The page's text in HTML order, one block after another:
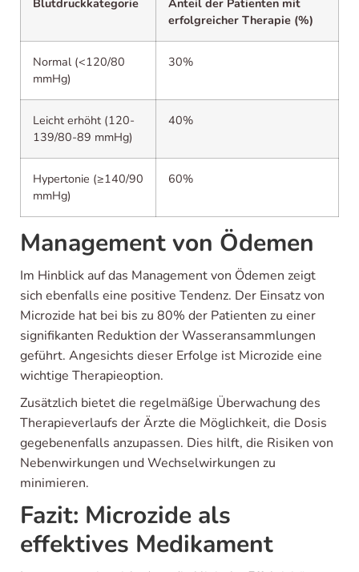
erfolgreicher Therapie (%)
Normal (<120/80
mmHg)
30%
Leicht erhöht (120-
139/80-89 mmHg)
40%
Hypertonie (≥140/90
mmHg)
60%
Management von Ödemen
Im Hinblick auf das Management von Ödemen zeigt
sich ebenfalls eine positive Tendenz. Der Einsatz von
Microzide hat bei bis zu 80% der Patienten zu einer
signifikanten Reduktion der Wasseransammlungen
geführt. Angesichts dieser Erfolge ist Microzide eine
wichtige Therapieoption.
Zusätzlich bietet die regelmäßige Überwachung des
Therapieverlaufs der Ärzte die Möglichkeit, die Dosis
gegebenenfalls anzupassen. Dies hilft, die Risiken von
Nebenwirkungen und Wechselwirkungen zu
minimieren.
Fazit: Microzide als
effektives Medikament